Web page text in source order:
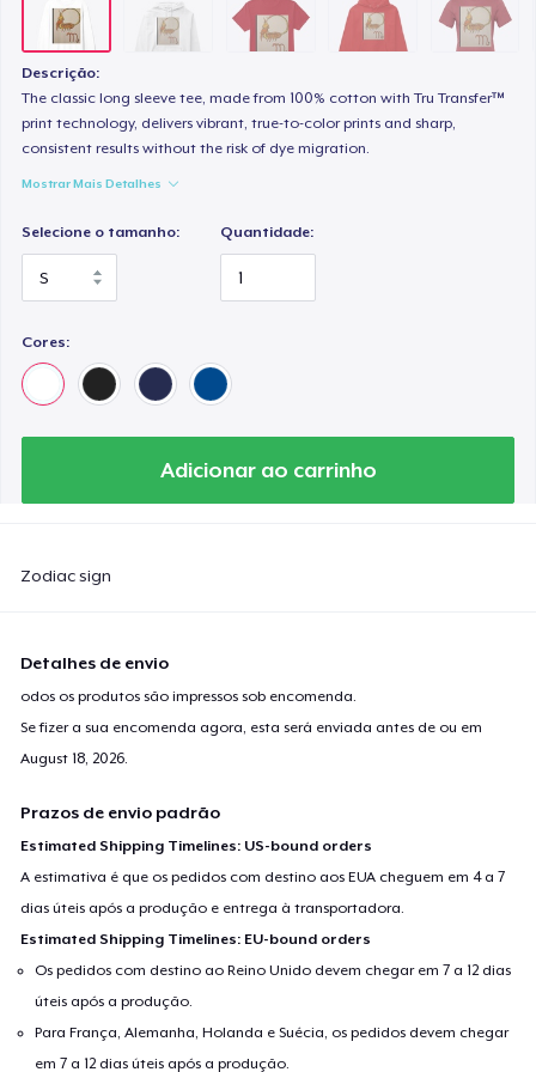
Descrição:
The classic long sleeve tee, made from 100% cotton with Tru Transfer™
print technology, delivers vibrant, true-to-color prints and sharp,
consistent results without the risk of dye migration.
Mostrar Mais Detalhes
Selecione o tamanho: Quantidade:
Cores:
Adicionar ao carrinho
Zodiac sign
Detalhes de envio
odos os produtos são impressos sob encomenda.
Se fizer a sua encomenda agora, esta será enviada antes de ou em
August 18, 2026.
Prazos de envio padrão
Estimated Shipping Timelines: US-bound orders
A estimativa é que os pedidos com destino aos EUA cheguem em 4 a 7
dias úteis após a produção e entrega à transportadora.
Estimated Shipping Timelines: EU-bound orders
Os pedidos com destino ao Reino Unido devem chegar em 7 a 12 dias
úteis após a produção.
Para França, Alemanha, Holanda e Suécia, os pedidos devem chegar
em 7 a 12 dias úteis após a produção.
Women's Classic Tee
US$ 23,99
Heavy Tee
US$ 44,99
Tru Transfer Printed Classic Tee
Classic Long Sleeve Tee
US$ 30,99